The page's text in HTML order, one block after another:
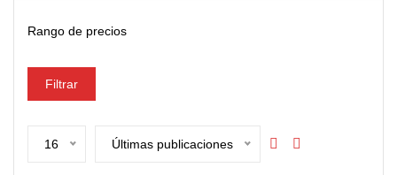
Rango de precios
Filtrar
16 Últimas publicaciones